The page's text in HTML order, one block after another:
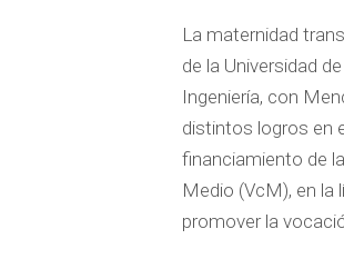
La maternidad
de la Universidad
Ingeniería, con
distintos logros en
financiamiento de
Medio (VcM), en la
promover la